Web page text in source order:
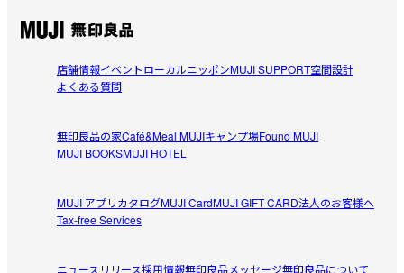
店舗情報イベントローカルニッポンMUJI SUPPORT空間設計
よくある質問
無印良品の家Café&Meal MUJIキャンプ場Found MUJI
MUJI BOOKSMUJI HOTEL
MUJI アプリカタログMUJI CardMUJI GIFT CARD法人のお客様へ
Tax-free Services
ニュースリリース採用情報無印良品メッセージ無印良品について